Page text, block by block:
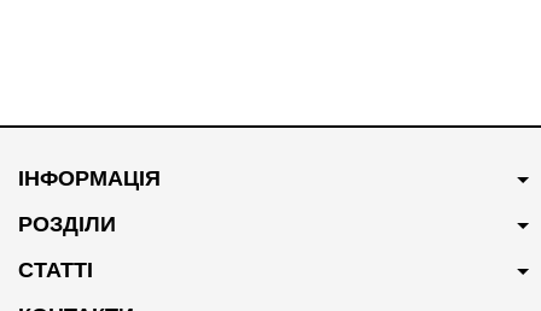
400 грн Купити
Ремінь генератора
500 грн Купити
ІНФОРМАЦІЯ
РОЗДІЛИ
СТАТТІ